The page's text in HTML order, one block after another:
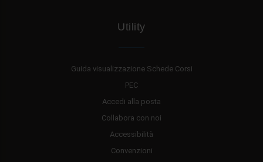
Utility
Guida visualizzazione Schede Corsi
PEC
Accedi alla posta
Collabora con noi
Accessibilità
Convenzioni